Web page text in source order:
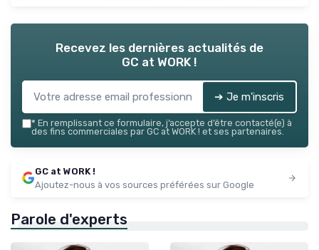
Recevez les dernières actualités de
GC at WORK !
➔ Je m'inscris
* En remplissant ce formulaire, j’accepte d’être contacté(e) à
des fins commerciales par GC at WORK ! et ses partenaires.
GC at WORK !
Ajoutez-nous à vos sources préférées sur Google
Parole d'experts